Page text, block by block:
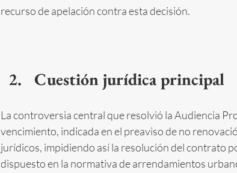
recurso de apelación contra esta decisión.
Cuestión jurídica principal
La controversia central que resolvió la Audiencia
vencimiento, indicada en el preaviso de no
jurídicos, impidiendo así la resolución del contrato
dispuesto en la normativa de arrendamientos